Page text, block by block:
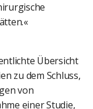
Übersicht
zu dem Schluss,
von
einer Studie,